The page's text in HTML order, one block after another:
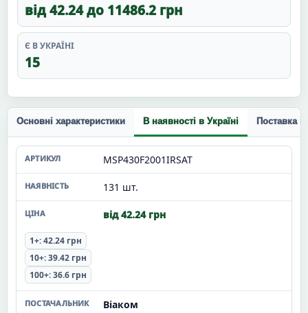
від 42.24 до 11486.2 грн
Є В УКРАЇНІ
15
Основні характеристики В наявності в Україні Поставка
MSP430F2001IRSAT
131 шт.
від 42.24 грн
1+: 42.24 грн
10+: 39.42 грн
100+: 36.6 грн
Віаком